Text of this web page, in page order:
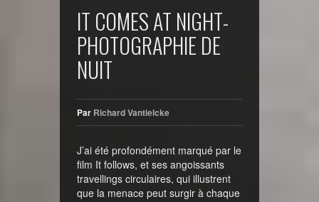
IT COMES AT NIGHT-
PHOTOGRAPHIE DE
NUIT
Par Richard Vantielcke
J’ai été profondément marqué par le
film It follows, et ses angoissants
travellings circulaires, qui illustrent
que la menace peut surgir à chaque